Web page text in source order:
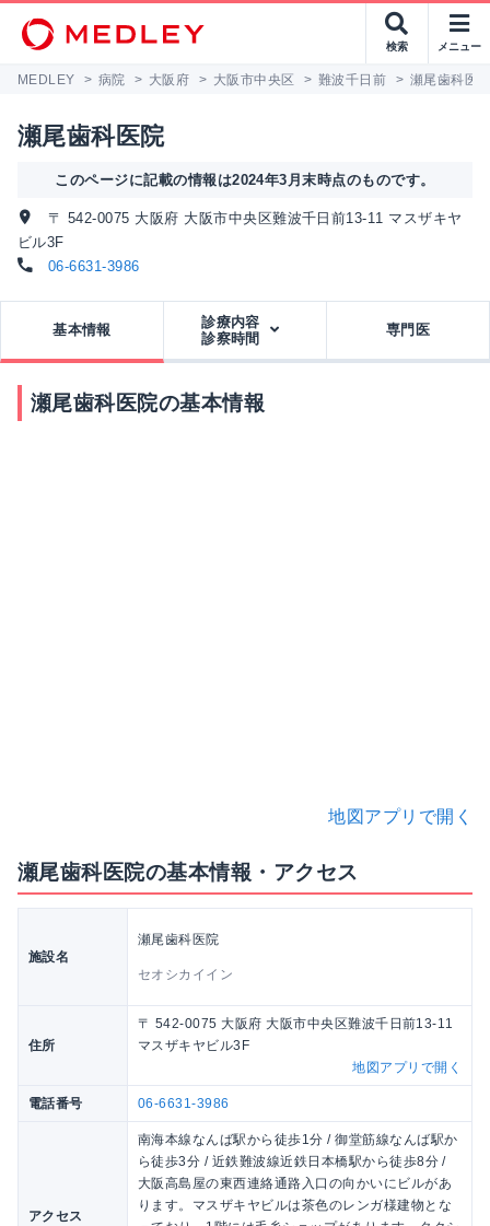
検索 メニュー
MEDLEY > 病院 > 大阪府 > 大阪市中央区 > 難波千日前 > 瀬尾歯科医
瀬尾歯科医院
このページに記載の情報は2024年3月末時点のものです。
〒 542-0075 大阪府 大阪市中央区難波千日前13-11 マスザキヤ
ビル3F
06-6631-3986
基本情報
診療内容
診察時間
専門医
瀬尾歯科医院の基本情報
地図アプリで開く
瀬尾歯科医院の基本情報・アクセス
施設名
瀬尾歯科医院
セオシカイイン
住所
〒 542-0075 大阪府 大阪市中央区難波千日前13-11
マスザキヤビル3F
地図アプリで開く
電話番号 06-6631-3986
アクセス
南海本線なんば駅から徒歩1分 / 御堂筋線なんば駅か
ら徒歩3分 / 近鉄難波線近鉄日本橋駅から徒歩8分 /
大阪高島屋の東西連絡通路入口の向かいにビルがあ
ります。マスザキヤビルは茶色のレンガ様建物とな